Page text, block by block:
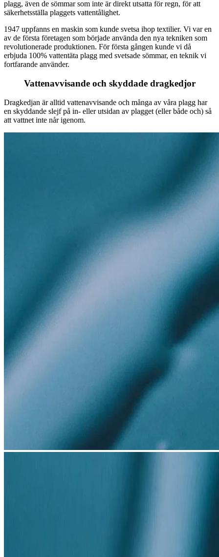
plagg, även de sömmar som inte är direkt utsatta för regn, för att
säkerhetsställa plaggets vattentålighet.
1947 uppfanns en maskin som kunde svetsa ihop textilier. Vi var en
av de första företagen som började använda den nya tekniken som
revolutionerade produktionen. För första gången kunde vi då
erbjuda 100% vattentäta plagg med svetsade sömmar, en teknik vi
fortfarande använder.
Vattenavvisande och skyddade dragkedjor
Dragkedjan är alltid vattenavvisande och många av våra plagg har
en skyddande slejf på in- eller utsidan av plagget (eller både och) så
att vattnet inte når igenom.